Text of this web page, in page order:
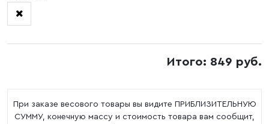
Итого: 849 руб.
При заказе весового товары вы видите ПРИБЛИЗИТЕЛЬНУЮ
СУММУ, конечную массу и стоимость товара вам сообщит,